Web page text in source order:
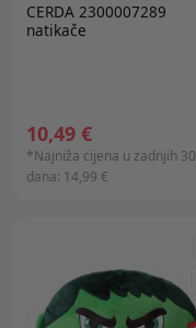
CERDA 2300007289
natikače
10,49 €
*Najniža cijena u zadnjih 30
dana: 14,99 €